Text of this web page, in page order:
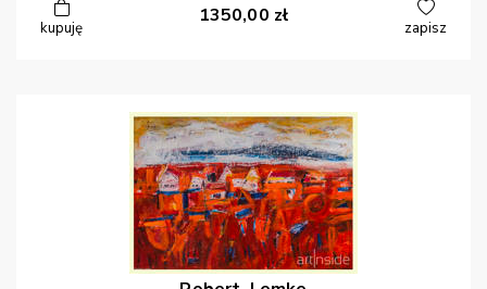
kupuję
1350,00 zł
zapisz